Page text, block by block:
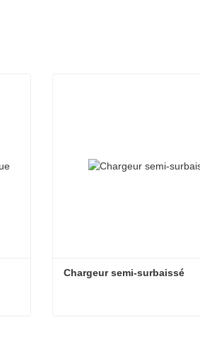
Chargeur semi-surbaissé